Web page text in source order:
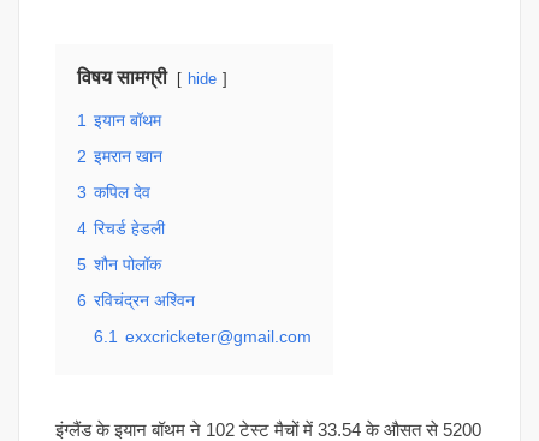
विषय सामग्री hide
1 इयान बॉथम
2 इमरान खान
3 कपिल देव
4 रिचर्ड हेडली
5 शौन पोलॉक
6 रविचंद्रन अश्विन
6.1 exxcricketer@gmail.com
इंग्लैंड के इयान बॉथम ने 102 टेस्ट मैचों में 33.54 के औसत से 5200